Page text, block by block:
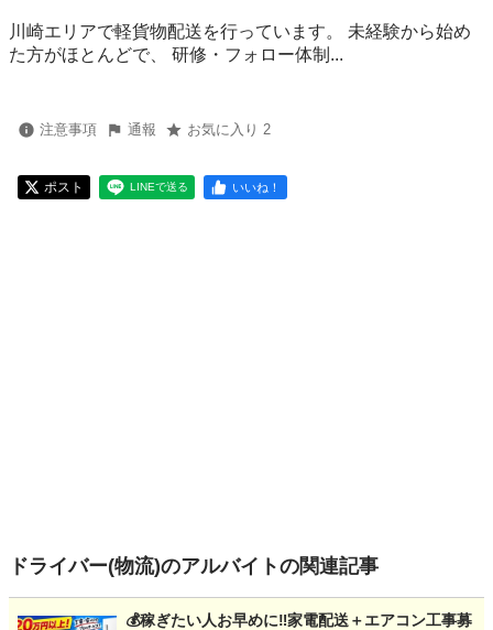
川崎エリアで軽貨物配送を行っています。 未経験から始め
た方がほとんどで、 研修・フォロー体制...
注意事項 通報 お気に入り 2
ポスト LINEで送る いいね！
ドライバー(物流)のアルバイトの関連記事
💰稼ぎたい人お早めに‼️家電配送＋エアコン工事募